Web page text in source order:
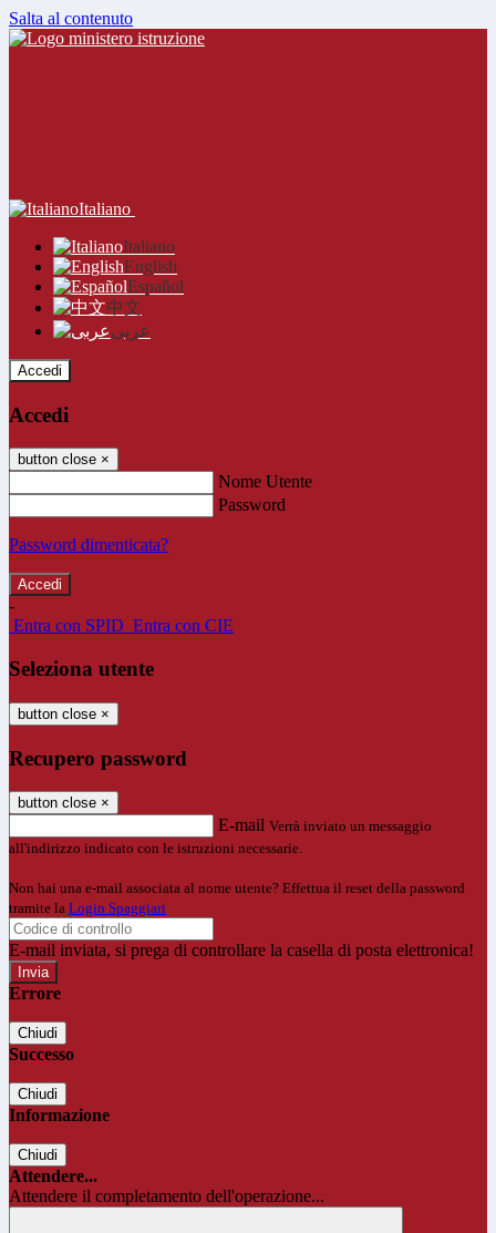
Salta al contenuto
Italiano
Italiano
English
Español
中文
عربى
Accedi
Accedi
button close ×
Nome Utente
Password
Password dimenticata?
-
Entra con SPID Entra con CIE
Seleziona utente
button close ×
Recupero password
button close ×
E-mail Verrà inviato un messaggio
all'indirizzo indicato con le istruzioni necessarie.
Non hai una e-mail associata al nome utente? Effettua il reset della password
tramite la Login Spaggiari
E-mail inviata, si prega di controllare la casella di posta elettronica!
Errore
Chiudi
Successo
Chiudi
Informazione
Chiudi
Attendere...
Attendere il completamento dell'operazione...